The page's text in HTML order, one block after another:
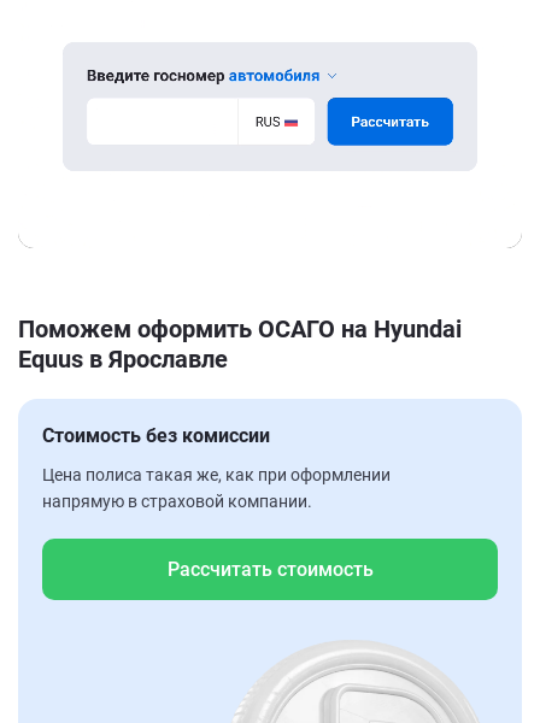
Поможем оформить ОСАГО на Hyundai
Equus в Ярославле
Стоимость без комиссии
Цена полиса такая же, как при оформлении
напрямую в страховой компании.
Рассчитать стоимость